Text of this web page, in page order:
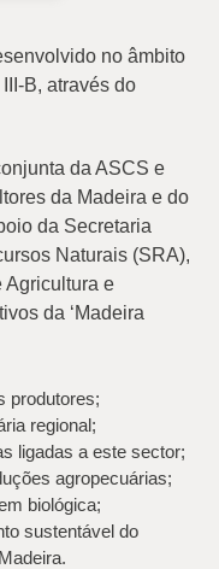
no âmbito
B, através do
da ASCS e
da Madeira e do
da Secretaria
Naturais (SRA),
Agricultura e
da ‘Madeira
produtores;
regional;
ligadas a este sector;
agropecuárias;
biológica;
sustentável do